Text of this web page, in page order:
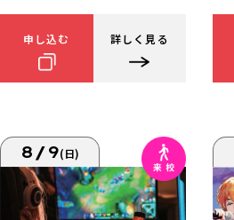
申し込む 詳しく見る
8/9(日)